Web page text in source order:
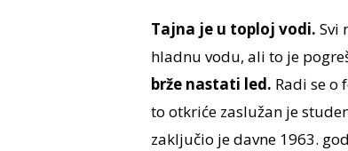
Tajna je u toploj vodi. Svi
hladnu vodu, ali to je
brže nastati led. Radi se o
to otkriće zaslužan je
zaključio je davne 1963.